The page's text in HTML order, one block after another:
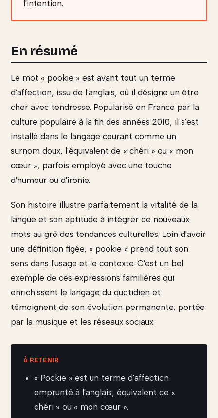
l'intention.
En résumé
Le mot « pookie » est avant tout un terme
d'affection, issu de l'anglais, où il désigne un être
cher avec tendresse. Popularisé en France par la
culture populaire à la fin des années 2010, il s'est
installé dans le langage courant comme un
surnom doux, l'équivalent de « chéri » ou « mon
cœur », parfois employé avec une touche
d'humour ou d'ironie.
Son histoire illustre parfaitement la vitalité de la
langue et son aptitude à intégrer de nouveaux
mots au gré des tendances culturelles. Loin d'avoir
une définition figée, « pookie » prend tout son
sens dans l'usage et le contexte. C'est un bel
exemple de ces expressions familières qui
enrichissent le langage du quotidien et
témoignent de son évolution permanente, portée
par la musique et les réseaux sociaux.
« Pookie » est un terme d'affection
emprunté à l'anglais, équivalent de «
chéri » ou « mon cœur ».